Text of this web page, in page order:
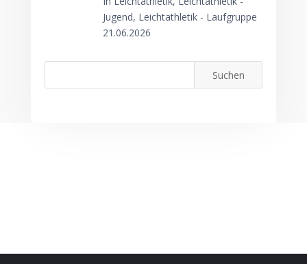
Jugend, Leichtathletik - Laufgruppe
21.06.2026